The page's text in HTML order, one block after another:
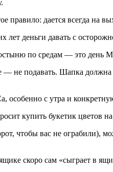
правило: дается всегда на
деньги давать с
по средам — это день
не подавать. Шапка должна
особенно с утра и
купить букетик цветов
чтобы вас не ограбили),
скоро сам «сыграет в